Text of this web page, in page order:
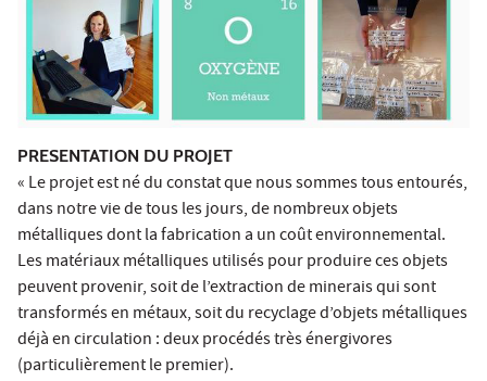
PRESENTATION DU PROJET
« Le projet est né du constat que nous sommes tous entourés,
dans notre vie de tous les jours, de nombreux objets
métalliques dont la fabrication a un coût environnemental.
Les matériaux métalliques utilisés pour produire ces objets
peuvent provenir, soit de l’extraction de minerais qui sont
transformés en métaux, soit du recyclage d’objets métalliques
déjà en circulation : deux procédés très énergivores
(particulièrement le premier).